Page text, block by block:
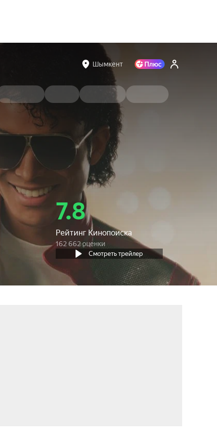
Шымкент
7.8
Рейтинг Кинопоиска
162 662 оценки
Смотреть трейлер